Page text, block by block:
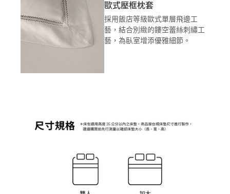
歐式壓框枕套
採用飯店等級歐式單層飛邊工
藝，結合別緻的鏤空蕾絲刺繡工
藝，為臥室增添優雅細節。